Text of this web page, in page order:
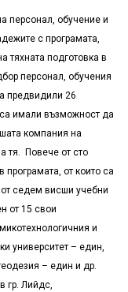
персонал, обучение и
с програмата,
тяхната подготовка в
персонал, обучения
предвидили 26
са имали възможност да
компания на
тя. Повече от сто
от които са
седем висши учебни
от 15 свои
и
университет – един,
– един и др.
гр. Лийдс,